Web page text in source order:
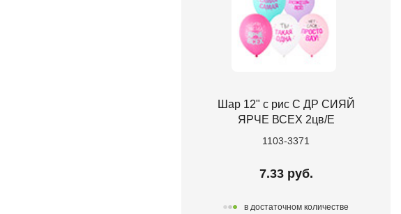
Шар 12" с рис С ДР СИЯЙ
ЯРЧЕ ВСЕХ 2цв/E
1103-3371
7.33 руб.
в достаточном количестве